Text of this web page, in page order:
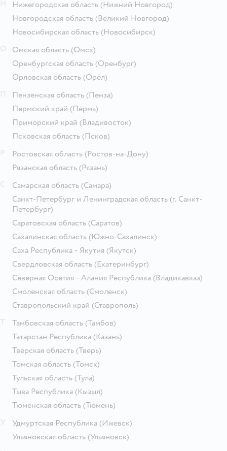
Нижегородская область (Нижний Новгород)
Новгородская область (Великий Новгород)
Новосибирская область (Новосибирск)
Омская область (Омск)
Оренбургская область (Оренбург)
Орловская область (Орёл)
Пензенская область (Пенза)
Пермский край (Пермь)
Приморский край (Владивосток)
Псковская область (Псков)
Ростовская область (Ростов-на-Дону)
Рязанская область (Рязань)
Самарская область (Самара)
Санкт-Петербург и Ленинградская область (г. Санкт-
Петербург)
Саратовская область (Саратов)
Сахалинская область (Южно-Сахалинск)
Саха Республика - Якутия (Якутск)
Свердловская область (Екатеринбург)
Северная Осетия - Алания Республика (Владикавказ)
Смоленская область (Смоленск)
Ставропольский край (Ставрополь)
Тамбовская область (Тамбов)
Татарстан Республика (Казань)
Тверская область (Тверь)
Томская область (Томск)
Тульская область (Тула)
Тыва Республика (Кызыл)
Тюменская область (Тюмень)
Удмуртская Республика (Ижевск)
Ульяновская область (Ульяновск)